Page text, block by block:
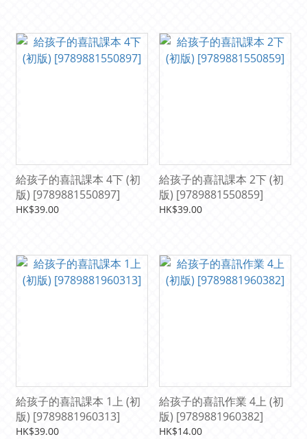
給孩子的喜訊課本 4下 (初
版) [9789881550897]
HK$39.00
給孩子的喜訊課本 2下 (初
版) [9789881550859]
HK$39.00
給孩子的喜訊課本 1上 (初
版) [9789881960313]
HK$39.00
給孩子的喜訊作業 4上 (初
版) [9789881960382]
HK$14.00